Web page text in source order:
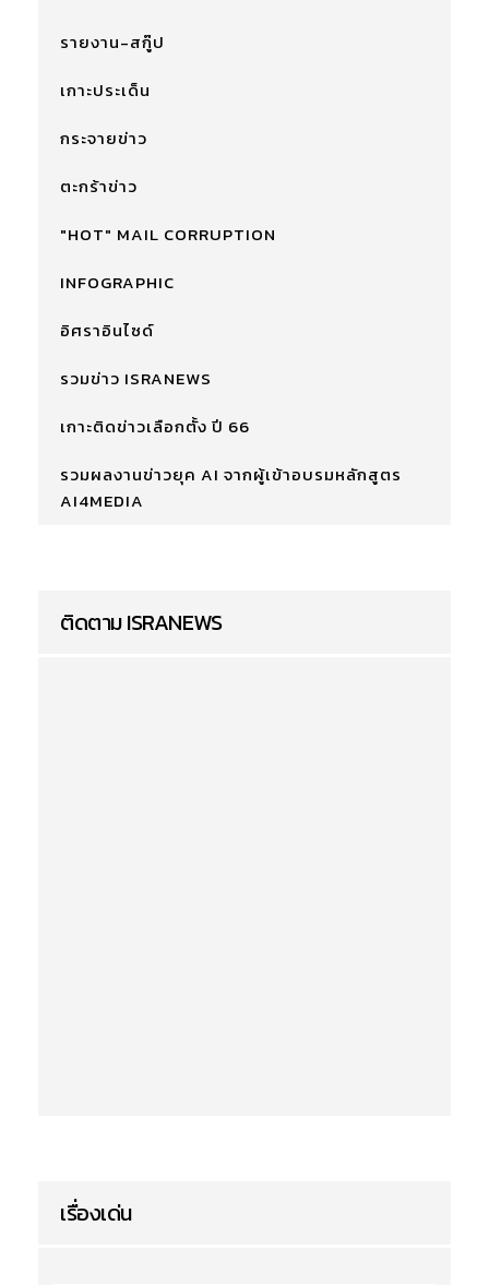
รายงาน-สกู๊ป
เกาะประเด็น
กระจายข่าว
ตะกร้าข่าว
"HOT" MAIL CORRUPTION
INFOGRAPHIC
อิศราอินไซด์
รวมข่าว ISRANEWS
เกาะติดข่าวเลือกตั้ง ปี 66
รวมผลงานข่าวยุค AI จากผู้เข้าอบรมหลักสูตร
AI4MEDIA
ติดตาม ISRANEWS
เรื่องเด่น